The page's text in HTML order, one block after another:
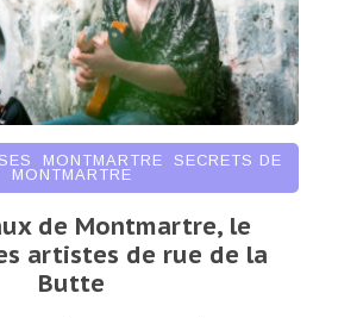
, MONTMARTRE, SECRETS DE
MONTMARTRE
de Montmartre, le
artistes de rue de la
Butte